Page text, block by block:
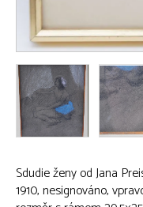
Sdudie ženy od Jana
1910, nesignováno,